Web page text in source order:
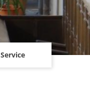
Service